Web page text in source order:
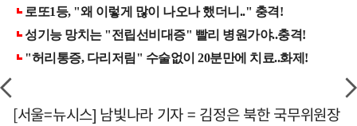
[서울=뉴시스] 남빛나라 기자 = 김정은 북한 국무위원장